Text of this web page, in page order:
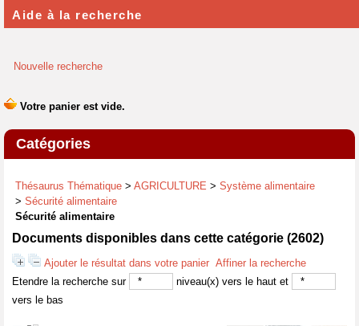
Nouvelle recherche
Catégories
Thésaurus Thématique > AGRICULTURE > Système alimentaire
> Sécurité alimentaire
Sécurité alimentaire
Documents disponibles dans cette catégorie (2602)
Ajouter le résultat dans votre panier Affiner la recherche
Etendre la recherche sur
niveau(x) vers le haut et
vers le bas
Aide à la recherche